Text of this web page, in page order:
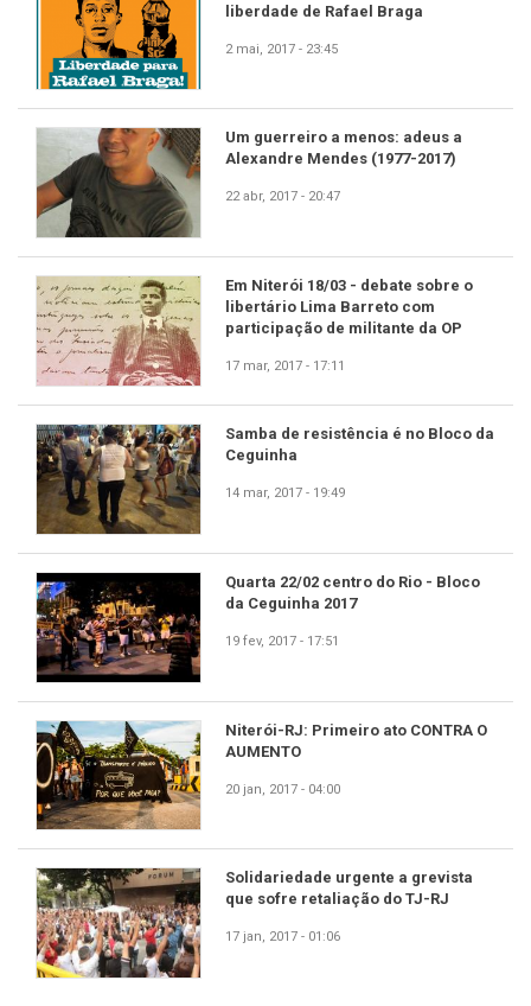
liberdade de Rafael Braga
2 mai, 2017 - 23:45
Um guerreiro a menos: adeus a
Alexandre Mendes (1977-2017)
22 abr, 2017 - 20:47
Em Niterói 18/03 - debate sobre o
libertário Lima Barreto com
participação de militante da OP
17 mar, 2017 - 17:11
Samba de resistência é no Bloco da
Ceguinha
14 mar, 2017 - 19:49
Quarta 22/02 centro do Rio - Bloco
da Ceguinha 2017
19 fev, 2017 - 17:51
Niterói-RJ: Primeiro ato CONTRA O
AUMENTO
20 jan, 2017 - 04:00
Solidariedade urgente a grevista
que sofre retaliação do TJ-RJ
17 jan, 2017 - 01:06